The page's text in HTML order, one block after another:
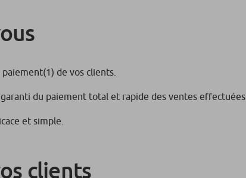
(1) de vos clients.
du paiement total et rapide des ventes effectuées.
et simple.
clients